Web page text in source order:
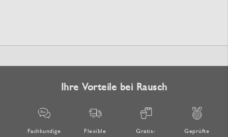
Ihre Vorteile bei Rausch
Fachkundige
Flexible
Gratis-
Geprüfte